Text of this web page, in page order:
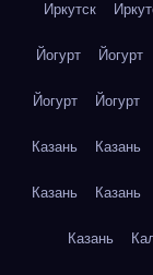
Иркутск
Йогурт Йогурт
Йогурт Йогурт
Казань Казань
Казань Казань
Казань